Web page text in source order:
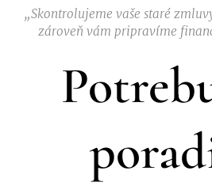
„Skontrolujeme vaše staré
zároveň vám pripravíme